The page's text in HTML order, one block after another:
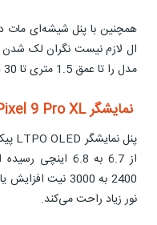
مدل را تا عمق 1.5 متری تا 30 دقیقه از نفوذ آب محافظت می‌کند.
نمایشگر Google Pixel 9 Pro XL
از 6.7 به 6.8
2400 به 3000
نور زیاد راحت می‌کند.